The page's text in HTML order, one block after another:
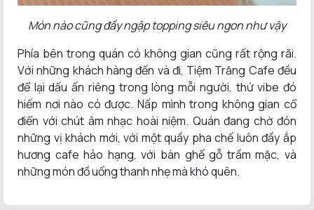
Món nào cũng đầy ngập topping siêu ngon như vậy
Phía bên trong quán có không gian cũng rất rộng rãi.
Với những khách hàng đến và đi, Tiệm Trăng Cafe đều
để lại dấu ấn riêng trong lòng mỗi người, thứ vibe đó
hiếm nơi nào có được. Nấp mình trong không gian cổ
điển với chút âm nhạc hoài niệm. Quán đang chờ đón
những vị khách mới, với một quầy pha chế luôn đầy ắp
hương cafe hảo hạng, với bàn ghế gỗ trầm mặc, và
những món đồ uống thanh nhẹ mà khó quên.